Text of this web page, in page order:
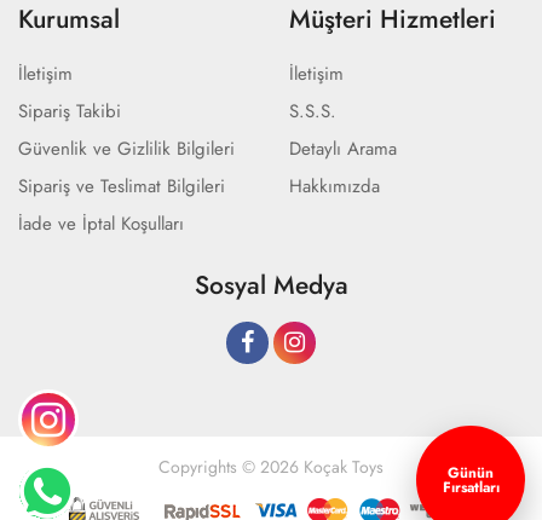
Kurumsal
İletişim
Sipariş Takibi
Güvenlik ve Gizlilik Bilgileri
Sipariş ve Teslimat Bilgileri
İade ve İptal Koşulları
Müşteri Hizmetleri
İletişim
S.S.S.
Detaylı Arama
Hakkımızda
Sosyal Medya
Copyrights © 2026 Koçak Toys Günün
Fırsatları